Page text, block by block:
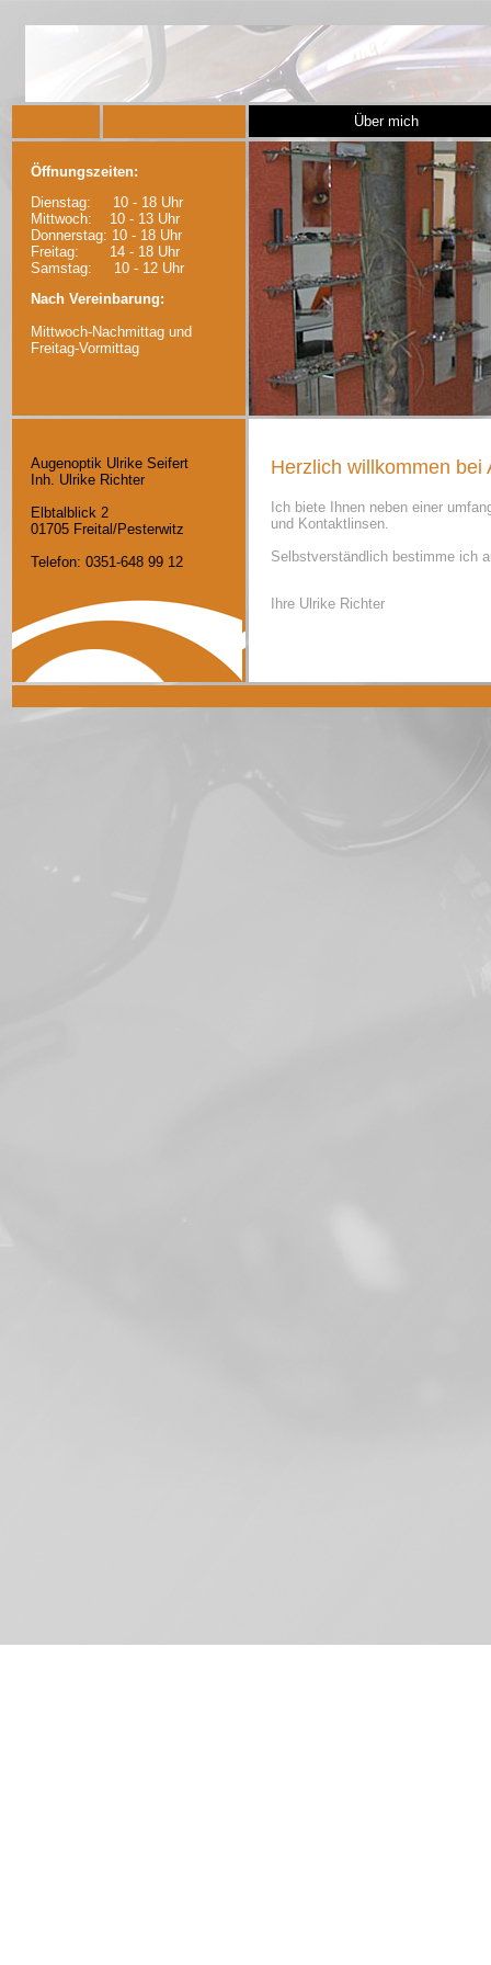
Über mich
Öffnungszeiten:
Dienstag: 10 - 18 Uhr
Mittwoch: 10 - 13 Uhr
Donnerstag: 10 - 18 Uhr
Freitag: 14 - 18 Uhr
Samstag: 10 - 12 Uhr
Nach Vereinbarung:
Mittwoch-Nachmittag und
Freitag-Vormittag
Augenoptik Ulrike Seifert
Inh. Ulrike Richter
Elbtalblick 2
01705 Freital/Pesterwitz
Telefon: 0351-648 99 12
Herzlich willkommen
Ich biete Ihnen neben einer
und Kontaktlinsen.
Selbstverständlich bestimme ich
Ihre Ulrike Richter